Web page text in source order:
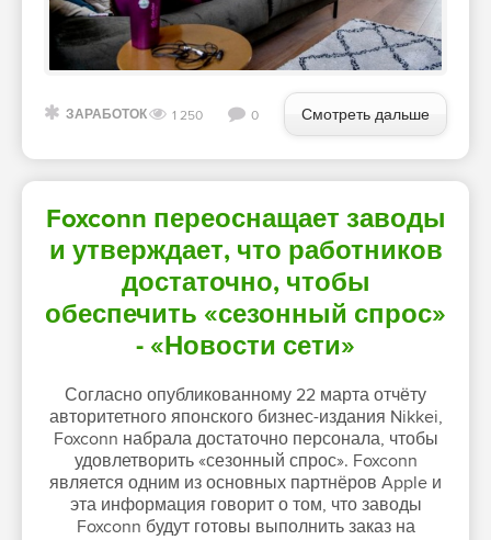
ЗАРАБОТОК 1 250 0 Смотреть дальше
Foxconn переоснащает заводы
и утверждает, что работников
достаточно, чтобы
обеспечить «сезонный спрос»
- «Новости сети»
Согласно опубликованному 22 марта отчёту
авторитетного японского бизнес-издания Nikkei,
Foxconn набрала достаточно персонала, чтобы
удовлетворить «сезонный спрос». Foxconn
является одним из основных партнёров Apple и
эта информация говорит о том, что заводы
Foxconn будут готовы выполнить заказ на